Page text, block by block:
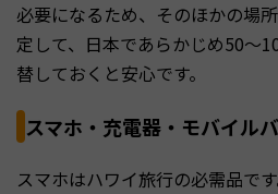
必要になるため、そのほかの場
定して、日本であらかじめ50〜
替しておくと安心です。
スマホ・充電器・モバイル
スマホはハワイ旅行の必需品で